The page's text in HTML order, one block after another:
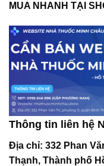
MUA NHANH TẠI
Thông tin liên hệ
Địa chỉ: 332 Phan
Thạnh, Thành phố